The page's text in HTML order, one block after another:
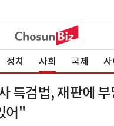
정치 사회 국제 사
특검법, 재판에 부
어"